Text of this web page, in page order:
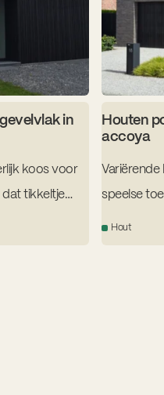
in
koos voor
tikkeltje
verdwijnt
Houten
accoya
speelse
We
Hout